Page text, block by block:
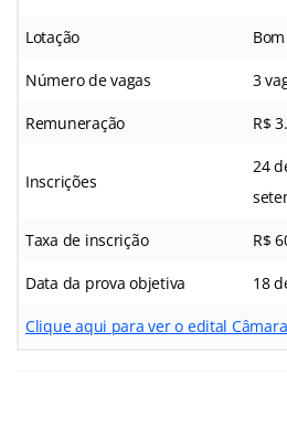
Lotação
Número de vagas 3
Remuneração R$
Inscrições
24
Taxa de inscrição R$
Data da prova objetiva 18
Clique aqui para ver o edital